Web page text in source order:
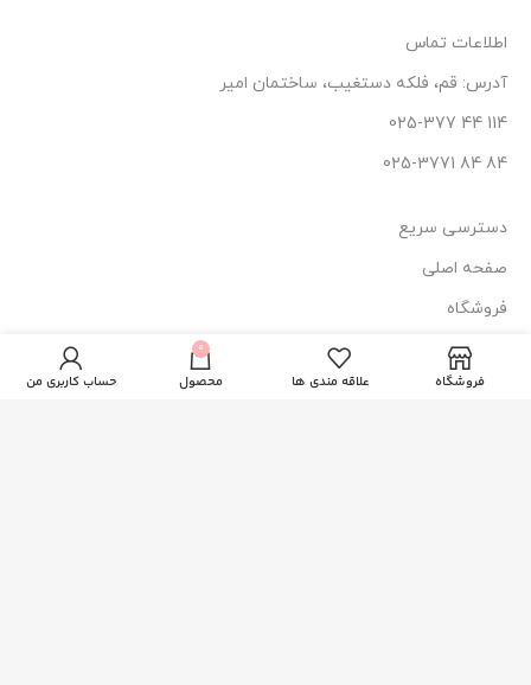
اطلاعات تماس
آدرس: قم، فلکه دستغیب، ساختمان امیر
114 44 025-377
84 84 025-3771
دسترسی سریع
صفحه اصلی
فروشگاه
وبلاگ
درباره ما
ادکلن الگانت 600.000 ناموجود
فروشگاه علاقه مندی ها
0
محصول حساب کاربری من